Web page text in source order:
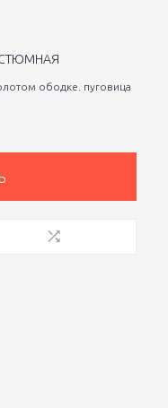
ободке. пуговица